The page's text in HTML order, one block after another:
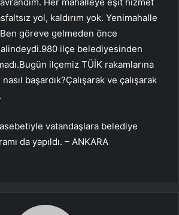
yol, kaldırım yok. Yenimahalle
göreve gelmeden önce
ilçe belediyesinden
ilçemiz TÜİK rakamlarına
başardık?Çalışarak ve çalışarak
vatandaşlara belediye
da yapıldı. – ANKARA